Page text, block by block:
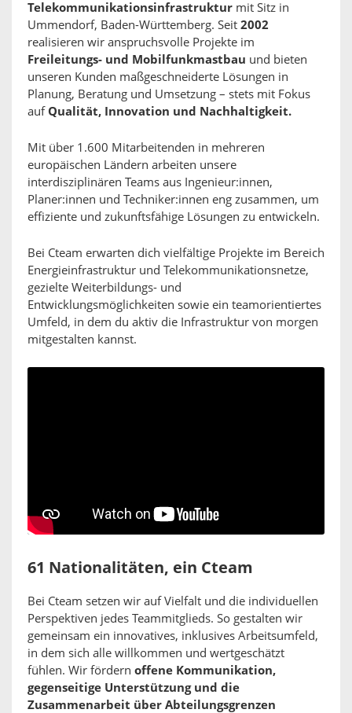
Telekommunikationsinfrastruktur mit Sitz in
Ummendorf, Baden-Württemberg. Seit 2002
realisieren wir anspruchsvolle Projekte im
Freileitungs- und Mobilfunkmastbau und bieten
unseren Kunden maßgeschneiderte Lösungen in
Planung, Beratung und Umsetzung – stets mit Fokus
auf Qualität, Innovation und Nachhaltigkeit.
Mit über 1.600 Mitarbeitenden in mehreren
europäischen Ländern arbeiten unsere
interdisziplinären Teams aus Ingenieur:innen,
Planer:innen und Techniker:innen eng zusammen, um
effiziente und zukunftsfähige Lösungen zu entwickeln.
Bei Cteam erwarten dich vielfältige Projekte im Bereich
Energieinfrastruktur und Telekommunikationsnetze,
gezielte Weiterbildungs- und
Entwicklungsmöglichkeiten sowie ein teamorientiertes
Umfeld, in dem du aktiv die Infrastruktur von morgen
mitgestalten kannst.
61 Nationalitäten, ein Cteam
Bei Cteam setzen wir auf Vielfalt und die individuellen
Perspektiven jedes Teammitglieds. So gestalten wir
gemeinsam ein innovatives, inklusives Arbeitsumfeld,
in dem sich alle willkommen und wertgeschätzt
fühlen. Wir fördern offene Kommunikation,
gegenseitige Unterstützung und die
Zusammenarbeit über Abteilungsgrenzen